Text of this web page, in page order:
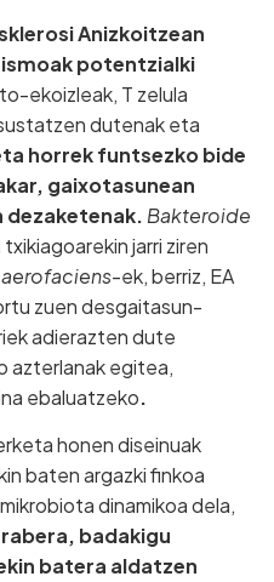
Anizkoitzean
potentzialki
ekoizleak, T zelula
dutenak eta
horrek funtsezko bide
gaixotasunean
dezaketenak. Bakteroide
jarri ziren
-ek, berriz, EA
zuen desgaitasun-
adierazten dute
azterlanak egitea,
ebaluatzeko.
honen diseinuak
baten argazki finkoa
dinamikoa dela,
badakigu
batera aldatzen